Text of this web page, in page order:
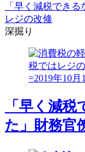
「早く減税でき
レジの改修
深掘り
「早く減
た」財務官